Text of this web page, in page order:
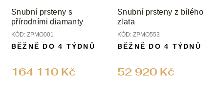
o
d
u
k
ů
Snubní prsteny s
přírodními diamanty
KÓD: ZPMO001
164 110 Kč
BĚŽNĚ DO 4 TÝDNŮ
Snubní prsteny z bílého
zlata
KÓD: ZPMO553
52 920 Kč
BĚŽNĚ DO 4 TÝDNŮ